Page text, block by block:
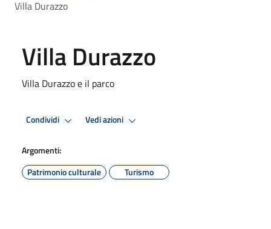
Villa Durazzo
Villa Durazzo
Villa Durazzo e il parco
Condividi Vedi azioni
Argomenti:
Patrimonio culturale
Turismo